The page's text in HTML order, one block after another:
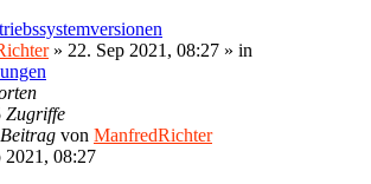
» 22. Sep 2021, 08:27 » in
Zugriffe
von ManfredRichter
2021, 08:27